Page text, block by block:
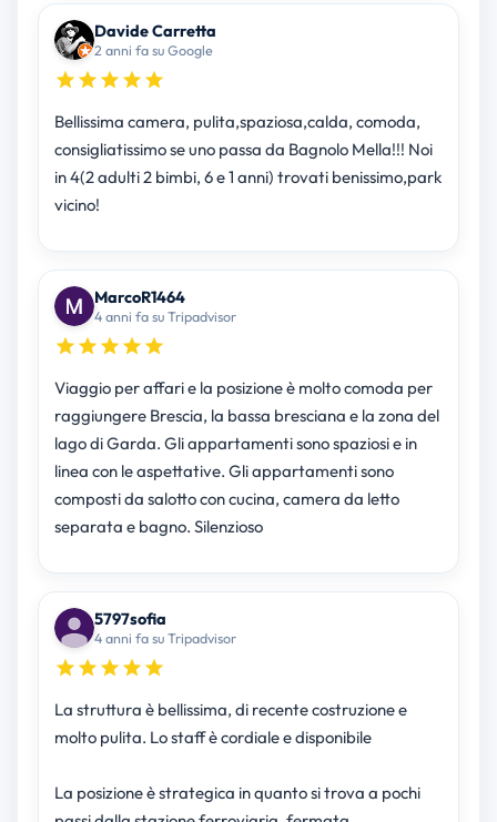
Davide Carretta
2 anni fa su Google
Bellissima camera, pulita,spaziosa,calda, comoda,
consigliatissimo se uno passa da Bagnolo Mella!!! Noi
in 4(2 adulti 2 bimbi, 6 e 1 anni) trovati benissimo,park
vicino!
MarcoR1464
4 anni fa su Tripadvisor
Viaggio per affari e la posizione è molto comoda per
raggiungere Brescia, la bassa bresciana e la zona del
lago di Garda. Gli appartamenti sono spaziosi e in
linea con le aspettative. Gli appartamenti sono
composti da salotto con cucina, camera da letto
separata e bagno. Silenzioso
5797sofia
4 anni fa su Tripadvisor
La struttura è bellissima, di recente costruzione e
molto pulita. Lo staff è cordiale e disponibile
La posizione è strategica in quanto si trova a pochi